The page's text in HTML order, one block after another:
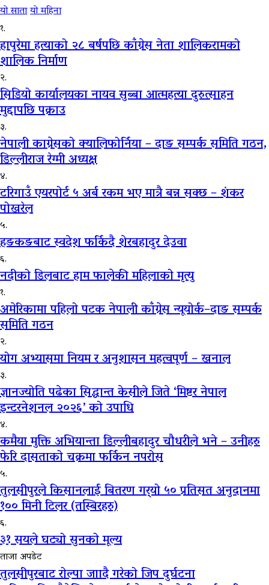
यो सातायो महिना
१.
हापुरेमा हत्याको २८ बर्षपछि काँग्रेस नेता शालिकरामको
शालिक निर्माण
२.
सिडियो कार्यालयका नायव सुब्बा आत्महत्या दुरुत्साहन
मुद्दापछि पक्राउ
३.
नेपाली काग्रेसको क्यालिफोर्निया – दाङ सम्पर्क समिति गठन,
डिल्लीराज रेग्मी अध्यक्ष
४.
टरिगाउँ एयरपोर्ट ५ अर्ब रकम भए मात्रै बन्न सक्छ – शंकर
पोखरेल
५.
हङकङबाट स्वदेश फर्किदै शेरबहादुर देउवा
६.
नदीको डिलबाट हाम फालेकी महिलाको मृत्यु
१.
अमेरिकामा पहिलो पटक नेपाली काँग्रेस न्यूयोर्क–दाङ सम्पर्क
समिति गठन
२.
योग अभ्यासमा नियम र अनुशासन महत्वपूर्ण – खनाल
३.
ज्ञानज्योति पढेका सिद्धान्त केसीले जिते ‘मिष्टर नेपाल
इन्टरनेशनल २०२६’ को उपाधि
४.
कमैया मुक्ति अभियान्ता डिल्लीबहादुर चौधरीले भने – उनीहरु
फेरि दासताको चक्रमा फर्किन नपरोस
५.
तुलसीपुरले किसानलाई बितरण गर्‍यो ५० प्रतिसत अनुदानमा
१०० मिनी टिलर (तस्बिरहरु)
६.
३१ सयले घट्यो सुनको मूल्य
ताजा अपडेट
तुलसीपुरबाट रोल्पा जाादै गरेको जिप दुर्घटना